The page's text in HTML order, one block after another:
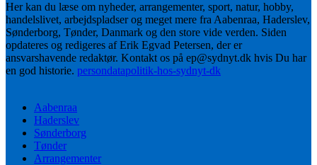
Her kan du læse om nyheder, arrangementer, sport, natur, hobby,
handelslivet, arbejdspladser og meget mere fra Aabenraa, Haderslev,
Sønderborg, Tønder, Danmark og den store vide verden. Siden
opdateres og redigeres af Erik Egvad Petersen, der er
ansvarshavende redaktør. Kontakt os på ep@sydnyt.dk hvis Du har
en god historie. persondatapolitik-hos-sydnyt-dk
Aabenraa
Haderslev
Sønderborg
Tønder
Arrangementer